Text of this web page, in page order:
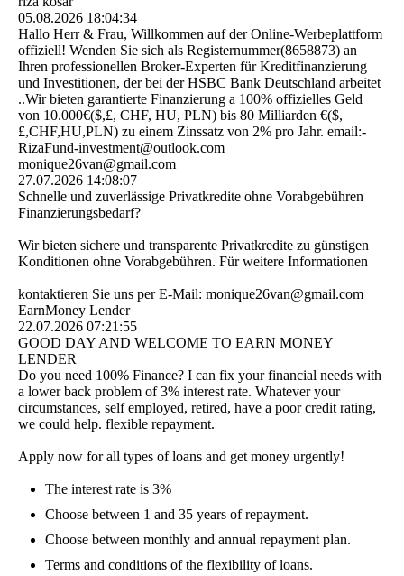
05.08.2026 18:04:34
Hallo Herr & Frau, Willkommen auf der Online-Werbeplattform
offiziell! Wenden Sie sich als Registernummer(8658873) an
Ihren professionellen Broker-Experten für Kreditfinanzierung
und Investitionen, der bei der HSBC Bank Deutschland arbeitet
..Wir bieten garantierte Finanzierung a 100% offizielles Geld
von 10.000€($,£, CHF, HU, PLN) bis 80 Milliarden €($,
£,CHF,HU,PLN) zu einem Zinssatz von 2% pro Jahr. email:­
RizaFund-­investment@­outlook.­com
monique26van@gmail.com
27.07.2026 14:08:07
Schnelle und zuverlässige Privatkredite ohne Vorabgebühren
Finanzierungsbedarf?
Wir bieten sichere und transparente Privatkredite zu günstigen
Konditionen ohne Vorabgebühren. Für weitere Informationen
kontaktieren Sie uns per E-Mail: monique26van@gmail.com
EarnMoney Lender
22.07.2026 07:21:55
GOOD DAY AND WELCOME TO EARN MONEY
LENDER
Do you need 100% Finance? I can fix your financial needs with
a lower back problem of 3% interest rate. Whatever your
circumstances, self employed, retired, have a poor credit rating,
we could help. flexible repayment.
Apply now for all types of loans and get money urgently!
The interest rate is 3%
Choose between 1 and 35 years of repayment.
Choose between monthly and annual repayment plan.
Terms and conditions of the flexibility of loans.